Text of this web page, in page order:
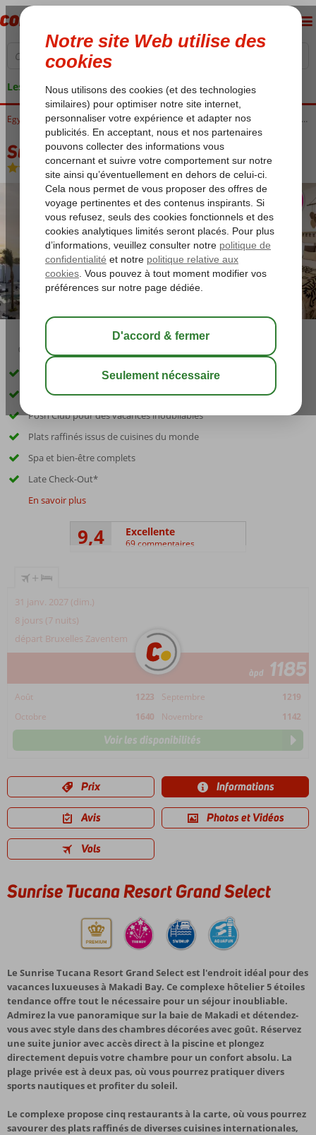
Les garanties de vacances
Mer Rouge Hurghada Makadi Bay Sunrise Tucana Resort Grand Select
Sunrise Tucana Resort Grand Select
All Inclusive-Hôtel
04:50 sauver
Complexe hôtelier branché; tout respire le luxe
Vue panoramique sur la baie de Makadi
Posh Club pour des vacances inoubliables
Plats raffinés issus de cuisines du monde
Spa et bien-être complets
Late Check-Out*
En savoir plus
9,4 Excellente
69 commentaires
+
31 janv. 2027 (dim.)
8 jours (7 nuits)
départ Bruxelles Zaventem
àpd 1185
Août 1223 Septembre
1219
Octobre
1640 Novembre 1142
Voir les disponibilités
Prix Informations
Avis Photos et Vidéos
Vols
Sunrise Tucana Resort Grand Select
Le Sunrise Tucana Resort Grand Select est l'endroit idéal pour des
vacances luxueuses à Makadi Bay. Ce complexe hôtelier 5 étoiles
tendance offre tout le nécessaire pour un séjour inoubliable.
Admirez la vue panoramique sur la baie de Makadi et détendez-
vous avec style dans des chambres décorées avec goût. Réservez
une suite junior avec accès direct à la piscine et plongez
directement depuis votre chambre pour un confort absolu. La
plage privée est à deux pas, où vous pourrez pratiquer divers
sports nautiques et profiter du soleil.
Le complexe propose cinq restaurants à la carte, où vous pourrez
savourer des plats raffinés de diverses cuisines internationales,